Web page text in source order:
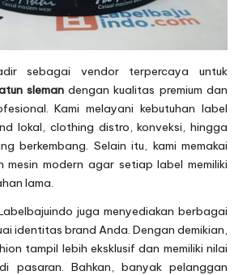
sebagai vendor terpercaya untuk
slemandengan kualitas premium dan
Kami melayani kebutuhan label
lokal, clothing distro, konveksi, hingga
berkembang. Selain itu, kami memakai
mesin modern agar setiap label memiliki
lama.
juga menyediakan berbagai
identitas brand Anda. Dengan demikian,
tampil lebih eksklusif dan memiliki nilai
pasaran. Bahkan, banyak pelanggan